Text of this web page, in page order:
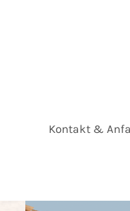
Kontakt &